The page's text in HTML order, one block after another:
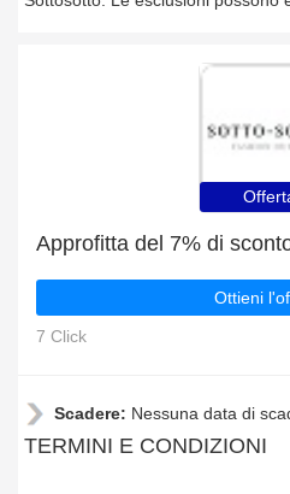
Ottieni
7 Click
Scadere: Nessuna data di
TERMINI E CONDIZIONI